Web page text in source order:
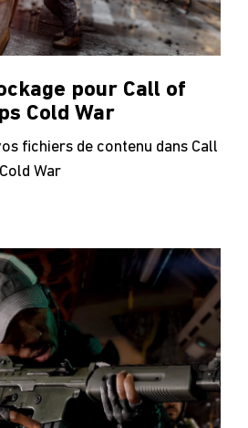
pour Call of
Cold War
fichiers de contenu dans Call
War